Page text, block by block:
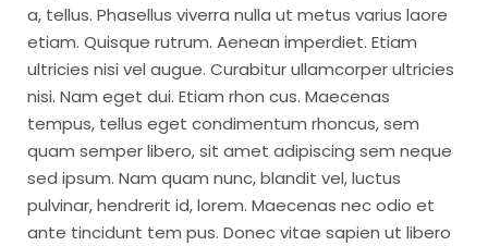
a, tellus. Phasellus viverra nulla ut metus varius laore
etiam. Quisque rutrum. Aenean imperdiet. Etiam
ultricies nisi vel augue. Curabitur ullamcorper ultricies
nisi. Nam eget dui. Etiam rhon cus. Maecenas
tempus, tellus eget condimentum rhoncus, sem
quam semper libero, sit amet adipiscing sem neque
sed ipsum. Nam quam nunc, blandit vel, luctus
pulvinar, hendrerit id, lorem. Maecenas nec odio et
ante tincidunt tem pus. Donec vitae sapien ut libero